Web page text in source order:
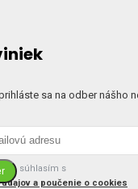
sa na odber nášho
a súhlasím s
a poučenie o cookies